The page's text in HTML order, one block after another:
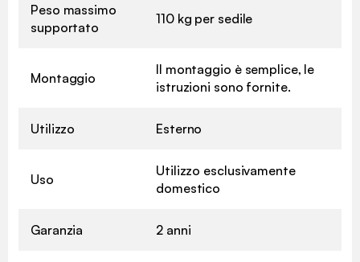
Peso massimo
supportato
110 kg per sedile
Montaggio
Il montaggio è semplice, le
istruzioni sono fornite.
Utilizzo Esterno
Uso
Utilizzo esclusivamente
domestico
Garanzia 2 anni